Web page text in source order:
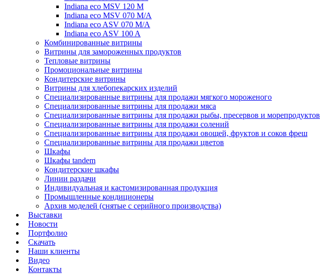
Indiana eco MSV 120 M
Indiana eco MSV 070 M/A
Indiana eco ASV 070 M/A
Indiana eco ASV 100 A
Комбинированные витрины
Витрины для замороженных продуктов
Тепловые витрины
Промоциональные витрины
Кондитерские витрины
Витрины для хлебопекарских изделий
Специализированные витрины для продажи мягкого мороженого
Специализированные витрины для продажи мяса
Специализированные витрины для продажи рыбы, пресервов и морепродуктов
Специализированные витрины для продажи солений
Специализированные витрины для продажи овощей, фруктов и соков фреш
Специализированные витрины для продажи цветов
Шкафы
Шкафы tandem
Кондитерские шкафы
Линии раздачи
Индивидуальная и кастомизированная продукция
Промышленные кондиционеры
Архив моделей (снятые с серийного производства)
Выставки
Новости
Портфолио
Скачать
Наши клиенты
Видео
Контакты